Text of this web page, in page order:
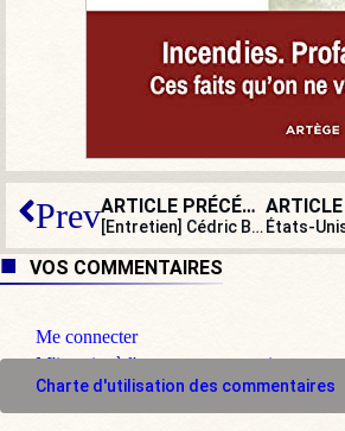
Prev ARTICLE PRÉCÉDENT
[Entretien] Cédric Beltrame : « Mon frère a, je pense, réconcilié une partie de nos concitoyens avec l’engagement des forces de l’ordre »
VOS COMMENTAIRES
Me connecter
M'inscrire à l'espace commentaire
Charte d'utilisation des commentaires